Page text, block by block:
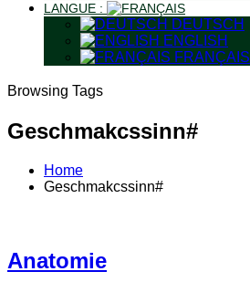
LANGUE :
DEUTSCH
ENGLISH
FRANÇAIS
Browsing Tags
Geschmakcssinn#
Home
Geschmakcssinn#
Anatomie